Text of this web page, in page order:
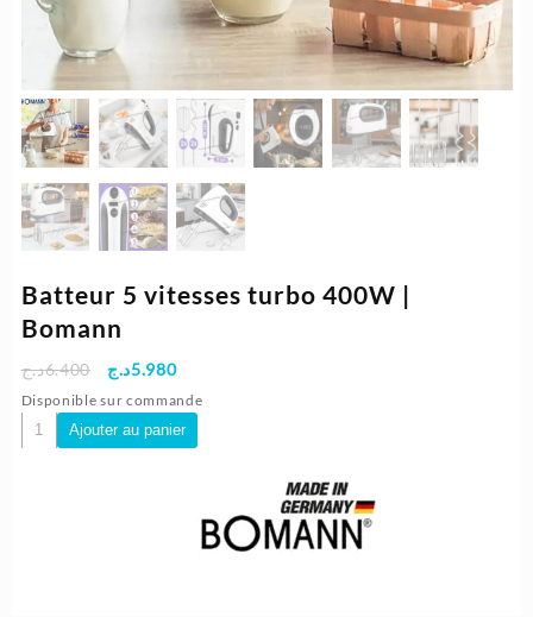
Batteur 5 vitesses turbo 400W |
Bomann
6.400د.ج
Le
prix
initial
était :
5.980د.ج
Le
prix
actuel
est :
Disponible sur commande
quantité
de
Ajouter au panier